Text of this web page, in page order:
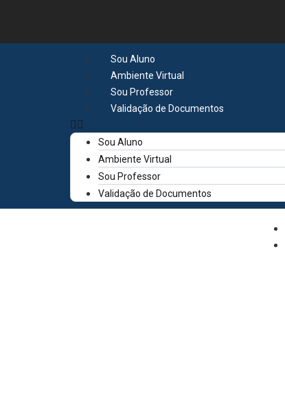
Sou Aluno
Ambiente Virtual
Sou Professor
Validação de Documentos
Sou Aluno
Ambiente Virtual
Sou Professor
Validação de Documentos